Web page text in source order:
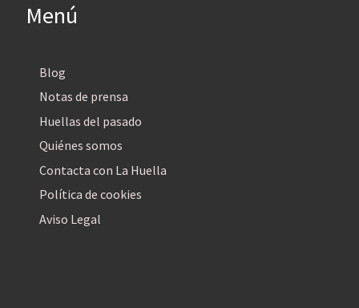
Menú
Blog
Notas de prensa
Huellas del pasado
Quiénes somos
Contacta con La Huella
Política de cookies
Aviso Legal